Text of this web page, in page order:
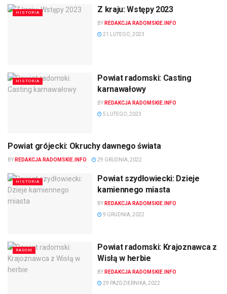
HISTORIA Z kraju: Wstępy 2023
BY REDAKCJA RADOMSKIE.INFO
21 LUTEGO, 2023
HISTORIA
Powiat radomski: Casting
karnawałowy
BY REDAKCJA RADOMSKIE.INFO
5 LUTEGO, 2023
KULTURA
Powiat grójecki: Okruchy dawnego świata
BY REDAKCJA RADOMSKIE.INFO 29 GRUDNIA, 2022
HISTORIA
Powiat szydłowiecki: Dzieje
kamiennego miasta
BY REDAKCJA RADOMSKIE.INFO
9 GRUDNIA, 2022
RADOM
Powiat radomski: Krajoznawca z
Wisłą w herbie
BY REDAKCJA RADOMSKIE.INFO
29 PAŹDZIERNIKA, 2022